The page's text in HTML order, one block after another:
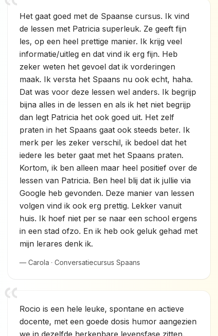
Het gaat goed met de Spaanse cursus. Ik vind
de lessen met Patricia superleuk. Ze geeft fijn
les, op een heel prettige manier. Ik krijg veel
informatie/uitleg en dat vind ik erg fijn. Heb
zeker weten het gevoel dat ik vorderingen
maak. Ik versta het Spaans nu ook echt, haha.
Dat was voor deze lessen wel anders. Ik begrijp
bijna alles in de lessen en als ik het niet begrijp
dan legt Patricia het ook goed uit. Het zelf
praten in het Spaans gaat ook steeds beter. Ik
merk per les zeker verschil, ik bedoel dat het
iedere les beter gaat met het Spaans praten.
Kortom, ik ben alleen maar heel positief over de
lessen van Patricia. Ben heel blij dat ik jullie via
Google heb gevonden. Deze manier van lessen
volgen vind ik ook erg prettig. Lekker vanuit
huis. Ik hoef niet per se naar een school ergens
in een stad ofzo. En ik heb ook geluk gehad met
mijn lerares denk ik.
— Carola · Conversatiecursus Spaans
Rocio is een hele leuke, spontane en actieve
docente, met een goede dosis humor aangezien
we in dezelfde herkenbare levensfase zitten,